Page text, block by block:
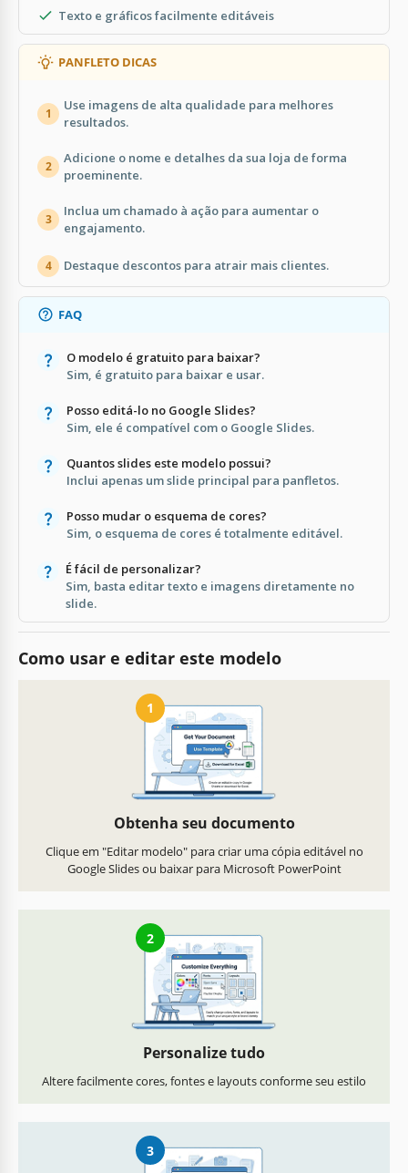
Texto e gráficos facilmente editáveis
PANFLETO DICAS
1
Use imagens de alta qualidade para melhores
resultados.
2
Adicione o nome e detalhes da sua loja de forma
proeminente.
3
Inclua um chamado à ação para aumentar o
engajamento.
4 Destaque descontos para atrair mais clientes.
FAQ
O modelo é gratuito para baixar?
Sim, é gratuito para baixar e usar.
Posso editá-lo no Google Slides?
Sim, ele é compatível com o Google Slides.
Quantos slides este modelo possui?
Inclui apenas um slide principal para panfletos.
Posso mudar o esquema de cores?
Sim, o esquema de cores é totalmente editável.
É fácil de personalizar?
Sim, basta editar texto e imagens diretamente no
slide.
Como usar e editar este modelo
1
Obtenha seu documento
Clique em "Editar modelo" para criar uma cópia editável no
Google Slides ou baixar para Microsoft PowerPoint
2
Personalize tudo
Altere facilmente cores, fontes e layouts conforme seu estilo
3